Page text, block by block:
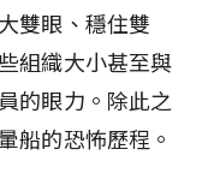
雙眼、穩住雙
組織大小甚至與
的眼力。除此之
船的恐怖歷程。